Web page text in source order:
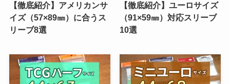
【徹底紹介】アメリカンサ
イズ（57×89㎜）に合うス
リーブ8選
【徹底紹介】ユーロサイズ
（91×59㎜）対応スリーブ
10選